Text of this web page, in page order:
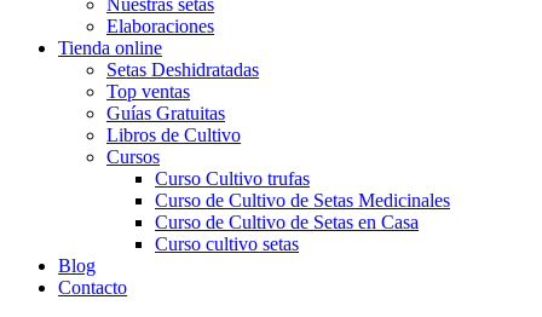
Nuestras setas
Elaboraciones
Tienda online
Setas Deshidratadas
Top ventas
Guías Gratuitas
Libros de Cultivo
Cursos
Curso Cultivo trufas
Curso de Cultivo de Setas Medicinales
Curso de Cultivo de Setas en Casa
Curso cultivo setas
Blog
Contacto